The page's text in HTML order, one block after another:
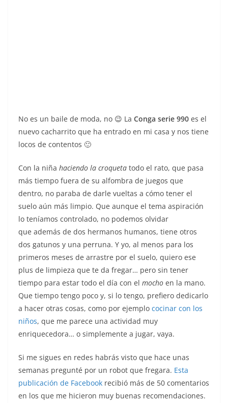
No es un baile de moda, no 😉 La Conga serie 990 es el
nuevo cacharrito que ha entrado en mi casa y nos tiene
locos de contentos 🙂
Con la niña haciendo la croqueta todo el rato, que pasa
más tiempo fuera de su alfombra de juegos que
dentro, no paraba de darle vueltas a cómo tener el
suelo aún más limpio. Que aunque el tema aspiración
lo teníamos controlado, no podemos olvidar
que además de dos hermanos humanos, tiene otros
dos gatunos y una perruna. Y yo, al menos para los
primeros meses de arrastre por el suelo, quiero ese
plus de limpieza que te da fregar… pero sin tener
tiempo para estar todo el día con el mocho en la mano.
Que tiempo tengo poco y, si lo tengo, prefiero dedicarlo
a hacer otras cosas, como por ejemplo cocinar con los
niños, que me parece una actividad muy
enriquecedora… o simplemente a jugar, vaya.
Si me sigues en redes habrás visto que hace unas
semanas pregunté por un robot que fregara. Esta
publicación de Facebook recibió más de 50 comentarios
en los que me hicieron muy buenas recomendaciones.